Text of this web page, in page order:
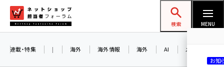
ン
ネットショップ担当者フォーラム
検索 MENU
連載・特集 | 海外 海外情報 海外 AI メタバース
お知